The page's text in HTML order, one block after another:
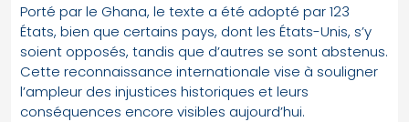
Porté par le Ghana, le texte a été adopté par 123
États, bien que certains pays, dont les États-Unis, s’y
soient opposés, tandis que d’autres se sont abstenus.
Cette reconnaissance internationale vise à souligner
l’ampleur des injustices historiques et leurs
conséquences encore visibles aujourd’hui.